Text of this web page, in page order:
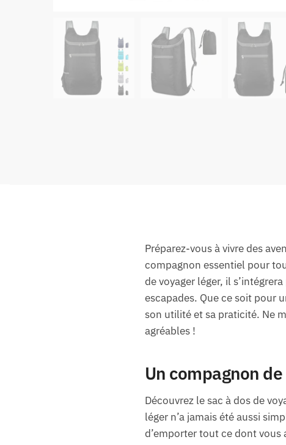
Préparez-vous à vivre des
compagnon essentiel pour
de voyager léger, il
escapades. Que ce soit pour
son utilité et sa praticité. Ne
agréables !
Un compagnon
Découvrez le sac à dos de
léger n’a jamais été aussi
d’emporter tout ce dont vous